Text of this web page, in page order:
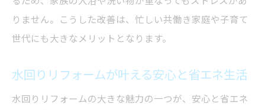
省エネ給湯器の選び方とリフォームのポイ
ント
るコツ
りません。こうした改善は、忙しい共働き家庭や子育て
世代にも大きなメリットとなります。
水回りリフォームが叶える安心と省エネ生活
水回りリフォームの大きな魅力の一つが、安心と省エネ